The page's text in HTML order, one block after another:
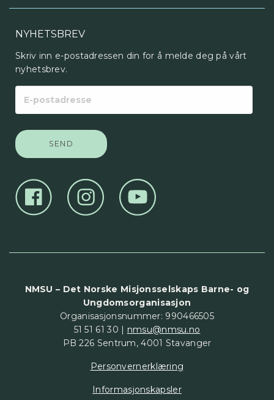
NYHETSBREV
Skriv inn e-postadressen din for å melde deg på vårt
nyhetsbrev.
postadresse
NMSU – Det Norske Misjonsselskaps Barne- og
Ungdomsorganisasjon
Organisasjonsnummer: 990466505
51 51 61 30 | nmsu@nmsu.no
PB 226 Sentrum, 4001 Stavanger
Personvernerklæring
Informasjonskapsler